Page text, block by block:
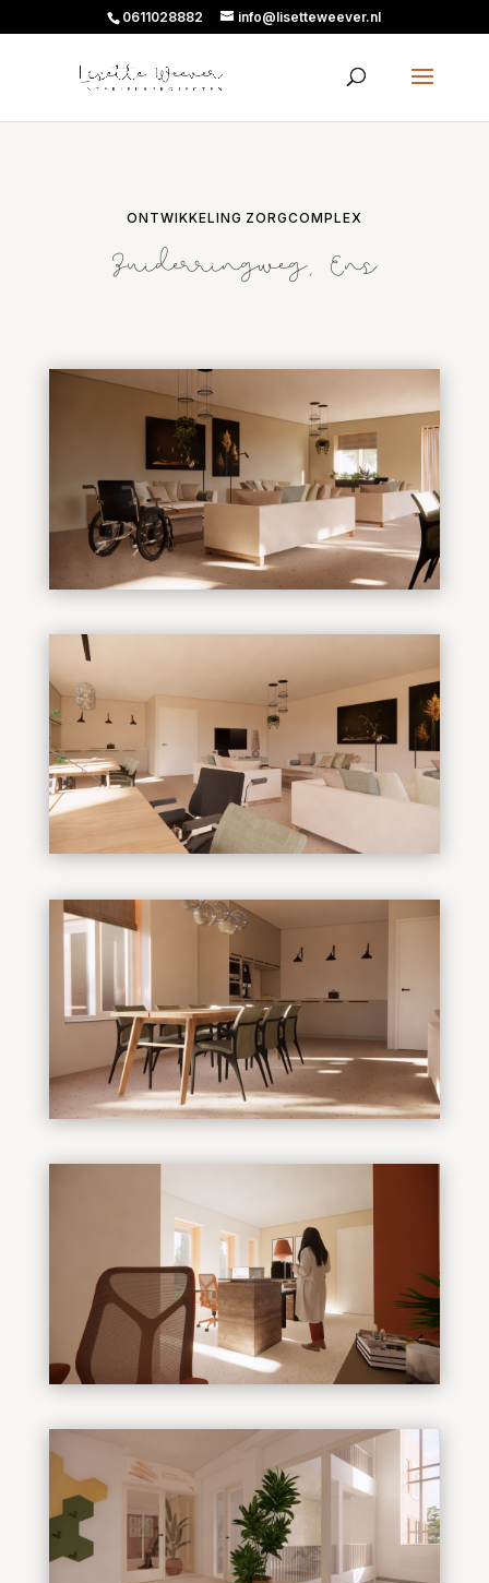
0611028882 info@lisetteweever.nl
ONTWIKKELING ZORGCOMPLEX
Zuiderringweg, Ens